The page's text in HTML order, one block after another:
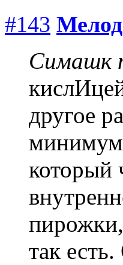
#143
Симашк
другое
минимум
который
так